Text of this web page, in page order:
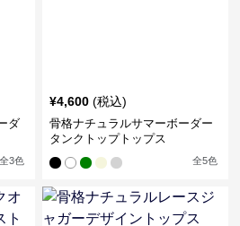
ダ
全3色
¥4,600 (税込)
骨格ナチュラルサマーボーダー
タンクトップトップス
全5色